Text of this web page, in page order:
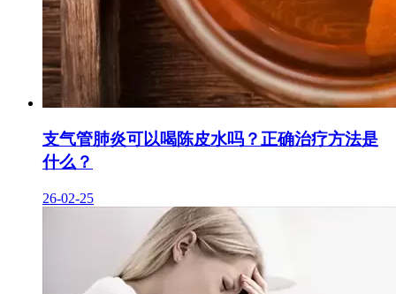
支气管肺炎可以喝陈皮水吗？正确治疗方法是
什么？
26-02-25